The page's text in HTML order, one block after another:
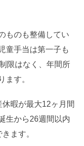
ものも整備してい
童手当は第一子も
限はなく、年間所
ます。
暇が最大12ヶ月間
生から26週間以内
ます。